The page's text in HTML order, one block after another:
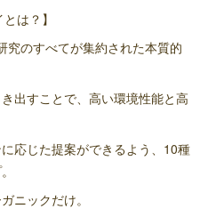
は？】
究のすべてが集約された本質的
出すことで、高い環境性能と高
応じた提案ができるよう、10種
ニックだけ。